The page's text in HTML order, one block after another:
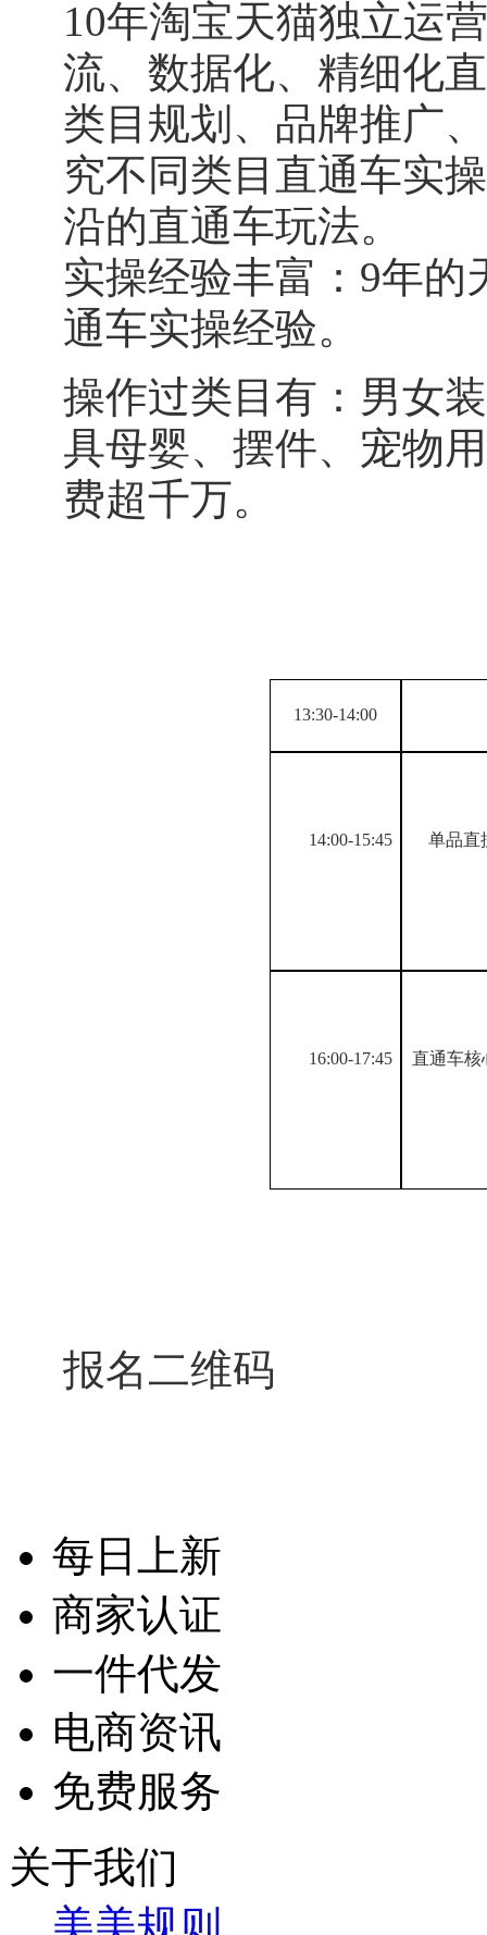
10年淘宝天猫独立运
流、数据化、精细化
类目规划、品牌推广
究不同类目直通车实
沿的直通车玩法。
实操经验丰富： 9年的
通车实操经验。
操作过类目有：男女
具母婴、摆件、宠物
费超千万。
13:30-14:00
14:00-15:45 单品直
16:00-17:45 直通车核
报名二维码
每日上新
商家认证
一件代发
电商资讯
免费服务
关于我们
美美规则